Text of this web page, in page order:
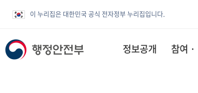
이 누리집은 대한민국 공식 전자정부 누리집입니다.
정보공개 참여 ·